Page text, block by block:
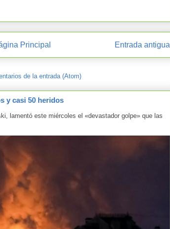
Entrada antigua
Principal
de la entrada (Atom)
y casi 50 heridos
lamentó este miércoles el «devastador golpe» que las